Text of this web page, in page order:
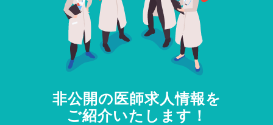
非公開の医師求人情報を
ご紹介いたします！